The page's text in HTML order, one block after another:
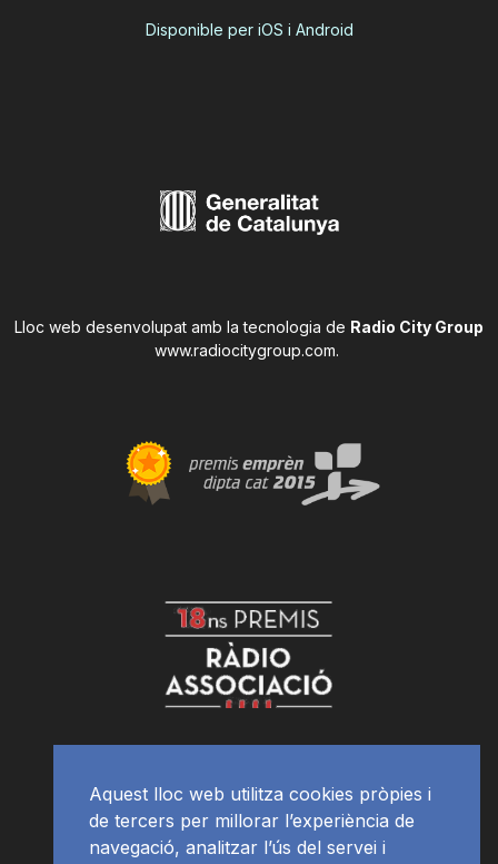
Disponible per iOS i Android
Lloc web desenvolupat amb la tecnologia de Radio City Group
www.radiocitygroup.com.
Aquest lloc web utilitza cookies pròpies i
de tercers per millorar l’experiència de
navegació, analitzar l’ús del servei i